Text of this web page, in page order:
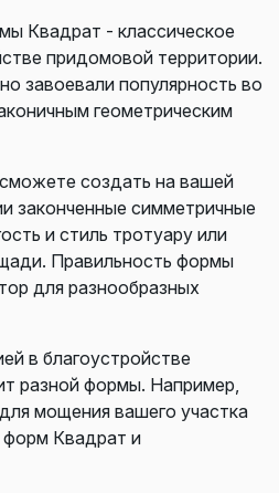
Квадрат - классическое
придомовой территории.
завоевали популярность во
геометрическим
создать на вашей
законченные симметричные
и стиль тротуару или
Правильность формы
для разнообразных
в благоустройстве
разной формы. Например,
мощения вашего участка
форм Квадрат и